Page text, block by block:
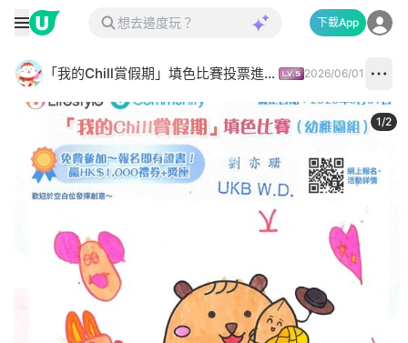
下載App
「我的Chill賞假期」填色比賽投票進行中✅ 2026/06/01
1/2